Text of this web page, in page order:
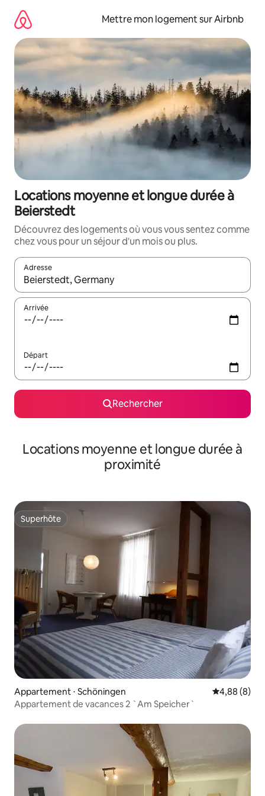
directement
contenu
Mettre mon logement sur Airbnb
Locations moyenne et longue durée à
Beierstedt
Découvrez des logements où vous vous sentez comme
chez vous pour un séjour d'un mois ou plus.
Adresse
Lorsque les résultats s'affichent, utilisez les flèches vers le
Arrivée
Départ
Rechercher
Locations moyenne et longue durée à
proximité
Superhôte
Superhôte
Appartement ⋅ Schöningen Évaluation
4,88 (8)
Appartement de vacances 2 `Am Speicher`